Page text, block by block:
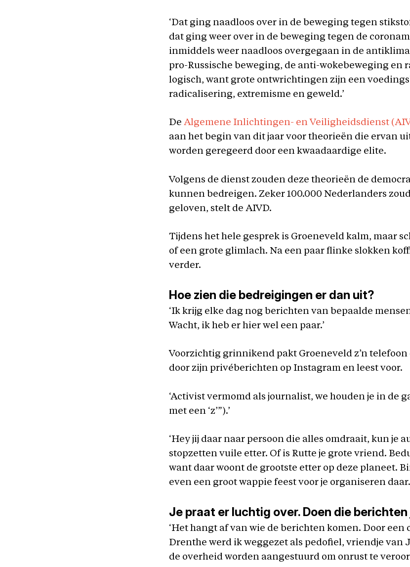
‘Dat ging naadloos over in de beweging tegen
dat ging weer over in de beweging tegen de
inmiddels weer naadloos overgegaan in de
pro-Russische beweging, de anti-wokebeweging en
logisch, want grote ontwrichtingen zijn een
radicalisering, extremisme en geweld.’
De Algemene Inlichtingen- en Veiligheidsdienst
aan het begin van dit jaar voor theorieën die ervan
worden geregeerd door een kwaadaardige elite.
Volgens de dienst zouden deze theorieën de
kunnen bedreigen. Zeker 100.000 Nederlanders
geloven, stelt de AIVD.
Tijdens het hele gesprek is Groeneveld kalm, maar
of een grote glimlach. Na een paar flinke slokken
verder.
Hoe zien die bedreigingen er dan uit?
‘Ik krijg elke dag nog berichten van bepaalde
Wacht, ik heb er hier wel een paar.’
Voorzichtig grinnikend pakt Groeneveld z’n
door zijn privéberichten op Instagram en leest voor.
‘Activist vermomd als journalist, we houden je in de
met een ‘z’”).’
‘Hey jij daar naar persoon die alles omdraait, kun je
stopzetten vuile etter. Of is Rutte je grote vriend.
want daar woont de grootste etter op deze planeet.
even een groot wappie feest voor je organiseren
Je praat er luchtig over. Doen die
‘Het hangt af van wie de berichten komen. Door
Drenthe werd ik weggezet als pedofiel, vriendje van
de overheid worden aangestuurd om onrust te